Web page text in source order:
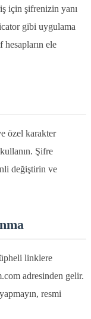
için şifrenizin yanı
gibi uygulama
ele
özel karakter
Şifre
değiştirin ve
linklere
adresinden gelir.
resmi